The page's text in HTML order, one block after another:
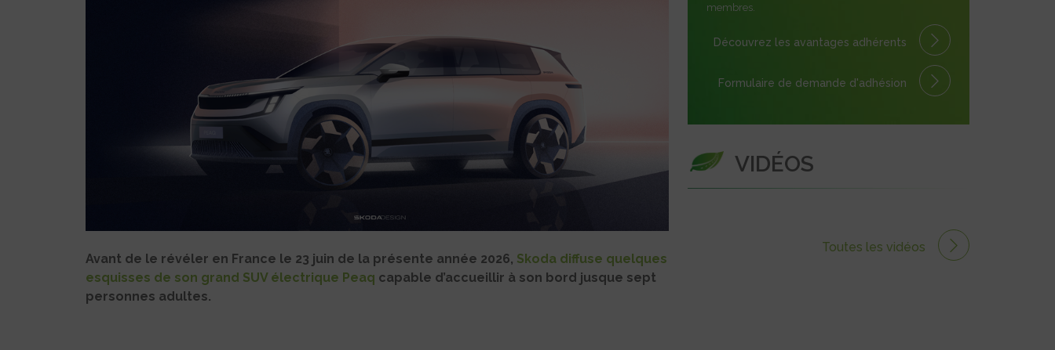
Avant de le révéler en France le 23 juin de la présente année 2026, Skoda diffuse quelques
esquisses de son grand SUV électrique Peaq capable d’accueillir à son bord jusque sept
personnes adultes.
membres.
Découvrez les avantages adhérents
Formulaire de demande d'adhésion
VIDÉOS
Toutes les vidéos